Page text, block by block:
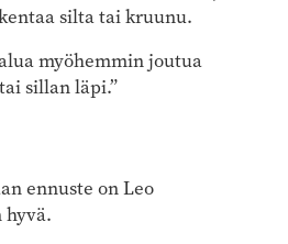
silta tai kruunu.
myöhemmin joutua
sillan läpi.”
ennuste on Leo
hyvä.